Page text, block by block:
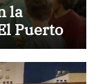
la
Puerto